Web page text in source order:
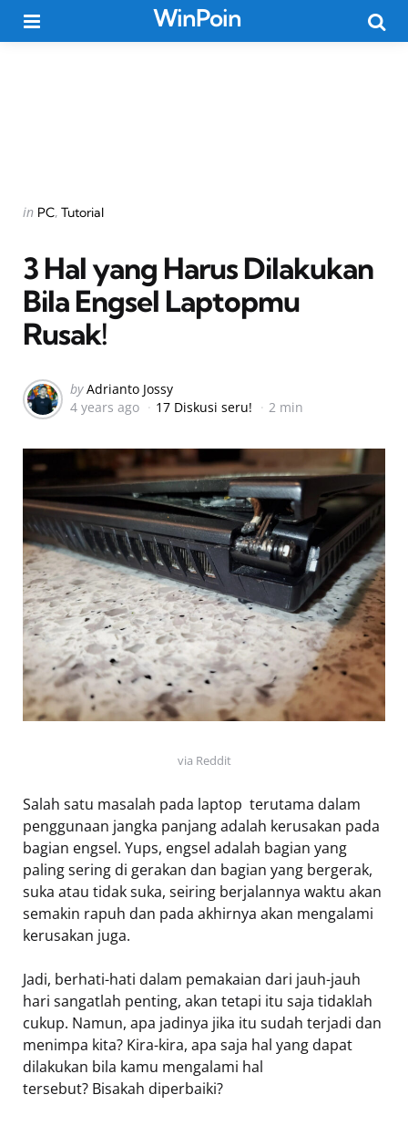
WinPoin
Categories
Posted
in PC Tutorial
3 Hal yang Harus Dilakukan
Bila Engsel Laptopmu
Rusak!
Posted
by
by Adrianto Jossy
4 years ago
17 Diskusi seru! 2 min
via Reddit
Salah satu masalah pada laptop  terutama dalam
penggunaan jangka panjang adalah kerusakan pada
bagian engsel. Yups, engsel adalah bagian yang
paling sering di gerakan dan bagian yang bergerak,
suka atau tidak suka, seiring berjalannya waktu akan
semakin rapuh dan pada akhirnya akan mengalami
kerusakan juga.
Jadi, berhati-hati dalam pemakaian dari jauh-jauh
hari sangatlah penting, akan tetapi itu saja tidaklah
cukup. Namun, apa jadinya jika itu sudah terjadi dan
menimpa kita? Kira-kira, apa saja hal yang dapat
dilakukan bila kamu mengalami hal
tersebut? Bisakah diperbaiki?